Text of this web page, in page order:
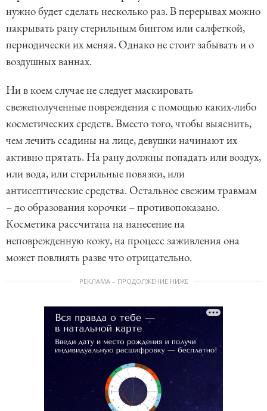
нужно будет сделать несколько раз. В перерывах можно
накрывать рану стерильным бинтом или салфеткой,
периодически их меняя. Однако не стоит забывать и о
воздушных ваннах.
Ни в коем случае не следует маскировать
свежеполученные повреждения с помощью каких-либо
косметических средств. Вместо того, чтобы выяснить,
чем лечить ссадины на лице, девушки начинают их
активно прятать. На рану должны попадать или воздух,
или вода, или стерильные повязки, или
антисептические средства. Остальное свежим травмам
– до образования корочки – противопоказано.
Косметика рассчитана на нанесение на
неповрежденную кожу, на процесс заживления она
может повлиять разве что отрицательно.
РЕКЛАМА – ПРОДОЛЖЕНИЕ НИЖЕ